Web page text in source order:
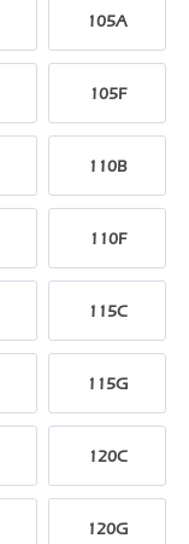
105A
105F
110B
110F
115C
115G
120C
120G